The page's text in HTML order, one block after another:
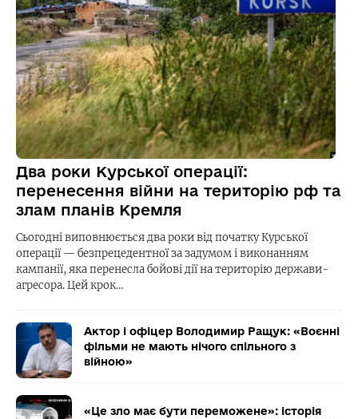
Два роки Курської операції:
перенесення війни на територію рф та
злам планів Кремля
Сьогодні виповнюється два роки від початку Курської
операції — безпрецедентної за задумом і виконанням
кампанії, яка перенесла бойові дії на територію держави-
агресора. Цей крок…
Актор і офіцер Володимир Ращук: «Воєнні
фільми не мають нічого спільного з
війною»
«Це зло має бути переможене»: історія